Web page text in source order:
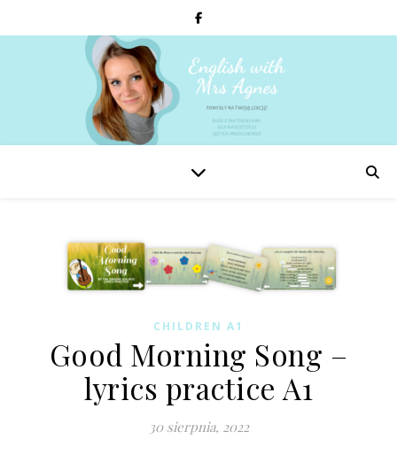
CHILDREN A1
Good Morning Song –
lyrics practice A1
30 sierpnia, 2022